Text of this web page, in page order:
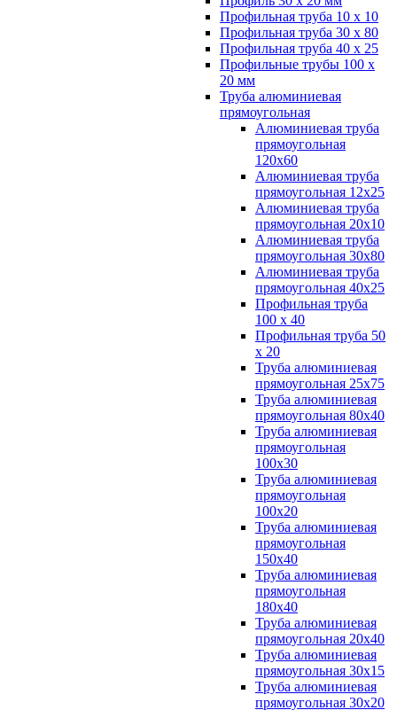
Профильная труба 10 х 10
Профильная труба 30 х 80
Профильная труба 40 х 25
Профильные трубы 100 х
20 мм
Труба алюминиевая
прямоугольная
Алюминиевая труба
прямоугольная
120х60
Алюминиевая труба
прямоугольная 12х25
Алюминиевая труба
прямоугольная 20х10
Алюминиевая труба
прямоугольная 30х80
Алюминиевая труба
прямоугольная 40х25
Профильная труба
100 х 40
Профильная труба 50
х 20
Труба алюминиевая
прямоугольная 25х75
Труба алюминиевая
прямоугольная 80х40
Труба алюминиевая
прямоугольная
100x30
Труба алюминиевая
прямоугольная
100х20
Труба алюминиевая
прямоугольная
150x40
Труба алюминиевая
прямоугольная
180x40
Труба алюминиевая
прямоугольная 20х40
Труба алюминиевая
прямоугольная 30x15
Труба алюминиевая
прямоугольная 30х20